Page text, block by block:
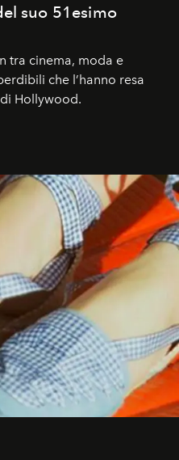
suo 51esimo
tra cinema, moda e
che l’hanno resa
Hollywood.